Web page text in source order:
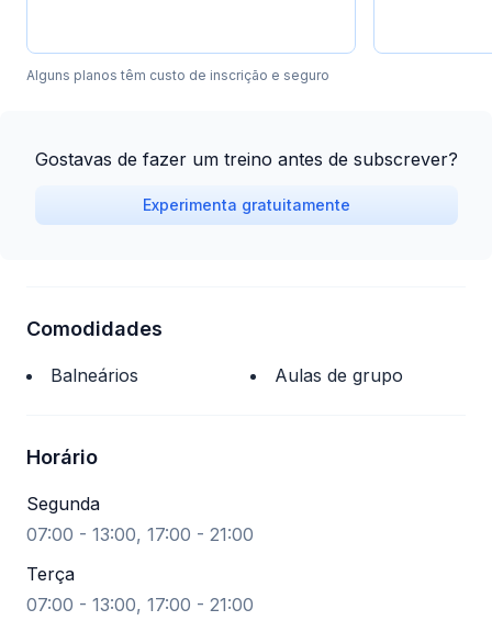
Alguns planos têm custo de inscrição e seguro
Gostavas de fazer um treino antes de subscrever?
Experimenta gratuitamente
Comodidades
Balneários Aulas de grupo
Horário
Segunda
07:00 - 13:00, 17:00 - 21:00
Terça
07:00 - 13:00, 17:00 - 21:00